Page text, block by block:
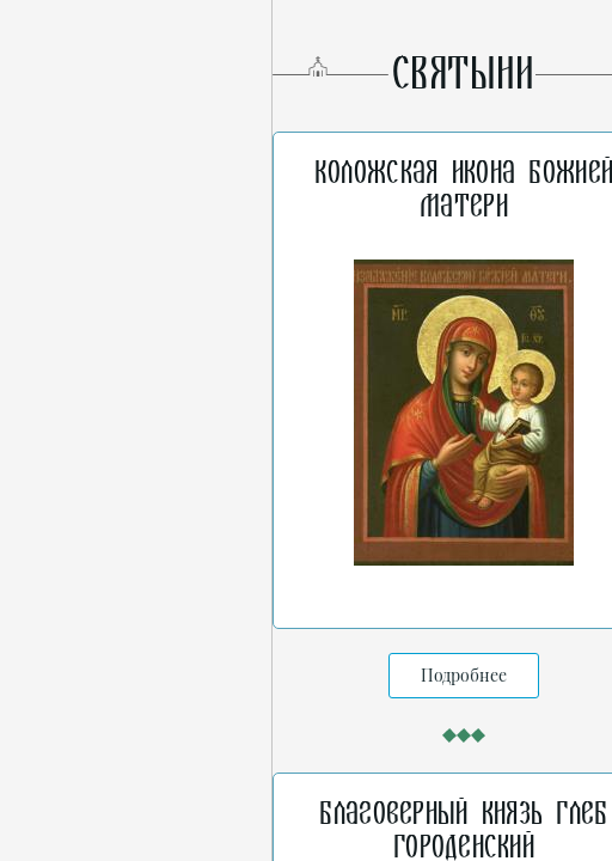
СВЯТЫНИ
Коложская икона
Матери
Подробнее
Благоверный князь Глеб
Городенский